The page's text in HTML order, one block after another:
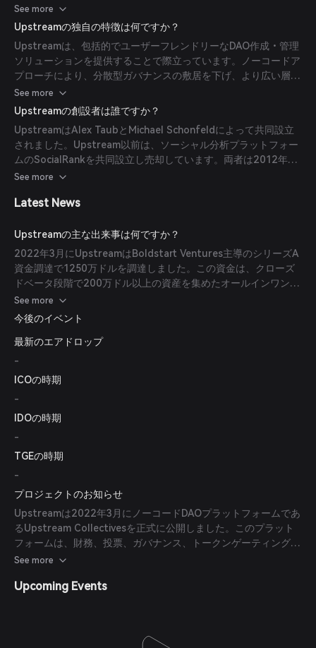
を一元化し、複数のプラットフォームを操作することなくコミュ
ニティ構築や意思決定に集中できるようにします。
upstreamapp.com
See more
Upstreamの独自の特徴は何ですか？
Upstreamは、包括的でユーザーフレンドリーなDAO作成・管理
ソリューションを提供することで際立っています。ノーコードア
プローチにより、分散型ガバナンスの敷居を下げ、より広い層に
アクセス可能にしています。さらに、メンバーがモバイルデバイ
スから投票できる唯一のDAOプラットフォームであり、利便性と
参加意欲を高めています。(
See more
Upstreamの創設者は誰ですか？
UpstreamはAlex TaubとMichael Schonfeldによって共同設立
されました。Upstream以前は、ソーシャル分析プラットフォー
ムのSocialRankを共同設立し売却しています。両者は2012年か
ら暗号通貨分野に携わっており、その豊富な経験をUpstreamの
See more
Latest News
Upstreamの主な出来事は何ですか？
2022年3月にUpstreamはBoldstart Ventures主導のシリーズA
資金調達で1250万ドルを調達しました。この資金は、クローズ
ドベータ段階で200万ドル以上の資産を集めたオールインワン
DAOプラットフォームであるUpstream Collectivesの拡大を目
的としています。(
See more
今後のイベント
最新のエアドロップ
-
ICOの時期
-
IDOの時期
-
TGEの時期
-
プロジェクトのお知らせ
Upstreamは2022年3月にノーコードDAOプラットフォームであ
るUpstream Collectivesを正式に公開しました。このプラット
フォームは、財務、投票、ガバナンス、トークンゲーティング、
グループチャット、投票委任、ウォレットなど、主要なDAO要素
See more
Upcoming Events